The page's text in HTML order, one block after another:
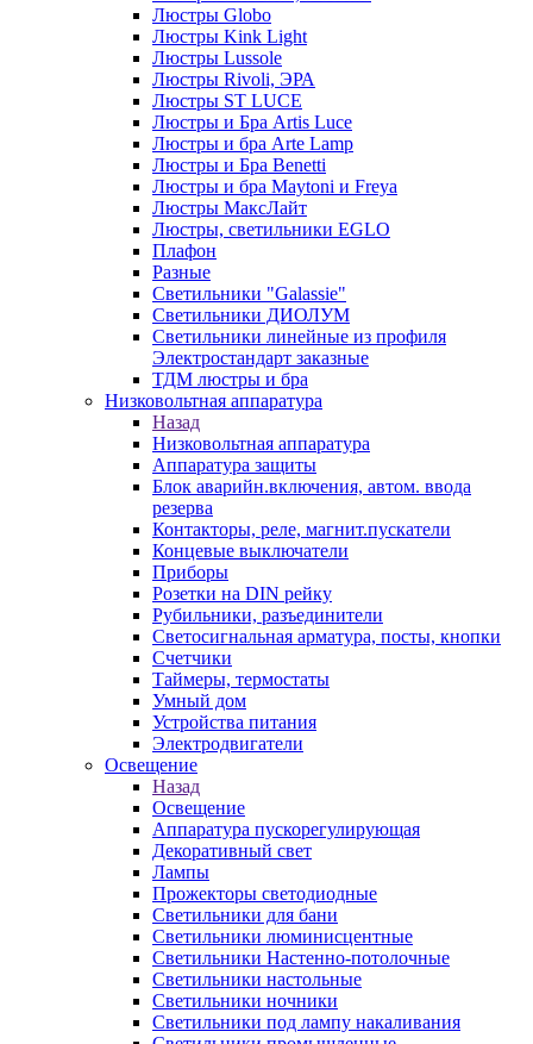
Люстры Globo
Люстры Kink Light
Люстры Lussole
Люстры Rivoli, ЭРА
Люстры ST LUCE
Люстры и Бра Artis Luce
Люстры и бра Arte Lamp
Люстры и Бра Benetti
Люстры и бра Maytoni и Freya
Люстры МаксЛайт
Люстры, светильники EGLO
Плафон
Разные
Светильники "Galassie"
Светильники ДИОЛУМ
Светильники линейные из профиля
Электростандарт заказные
ТДМ люстры и бра
Низковольтная аппаратура
Назад
Низковольтная аппаратура
Аппаратура защиты
Блок аварийн.включения, автом. ввода
резерва
Контакторы, реле, магнит.пускатели
Концевые выключатели
Приборы
Розетки на DIN рейку
Рубильники, разъединители
Светосигнальная арматура, посты, кнопки
Счетчики
Таймеры, термостаты
Умный дом
Устройства питания
Электродвигатели
Освещение
Назад
Освещение
Аппаратура пускорегулирующая
Декоративный свет
Лампы
Прожекторы светодиодные
Светильники для бани
Светильники люминисцентные
Светильники Настенно-потолочные
Светильники настольные
Светильники ночники
Светильники под лампу накаливания